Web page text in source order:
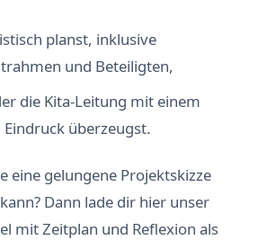
planst, inklusive
und Beteiligten,
die Kita-Leitung mit einem
überzeugst.
eine gelungene Projektskizze
Dann lade dir hier unser
mit Zeitplan und Reflexion als